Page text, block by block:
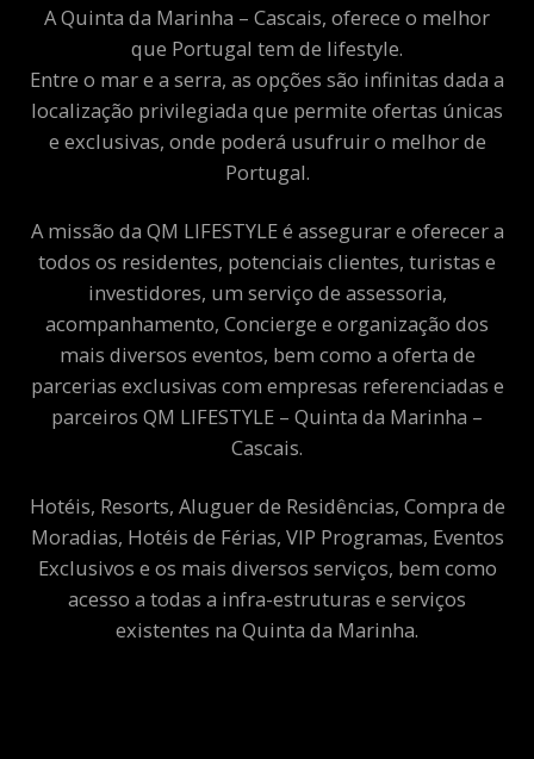
A Quinta da Marinha – Cascais, oferece o melhor
que Portugal tem de lifestyle.
Entre o mar e a serra, as opções são infinitas dada a
localização privilegiada que permite ofertas únicas
e exclusivas, onde poderá usufruir o melhor de
Portugal.
A missão da QM LIFESTYLE é assegurar e oferecer a
todos os residentes, potenciais clientes, turistas e
investidores, um serviço de assessoria,
acompanhamento, Concierge e organização dos
mais diversos eventos, bem como a oferta de
parcerias exclusivas com empresas referenciadas e
parceiros QM LIFESTYLE – Quinta da Marinha –
Cascais.
Hotéis, Resorts, Aluguer de Residências, Compra de
Moradias, Hotéis de Férias, VIP Programas, Eventos
Exclusivos e os mais diversos serviços, bem como
acesso a todas a infra-estruturas e serviços
existentes na Quinta da Marinha.